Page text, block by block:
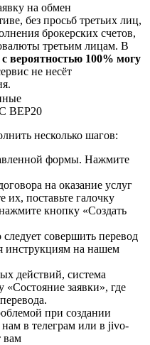
на обмен
без просьб третьих лиц,
брокерских счетов,
третьим лицам. В
с вероятностью 100% могу
не несёт
BEP20
несколько шагов:
формы. Нажмите
на оказание услуг
поставьте галочку
кнопку «Создать
совершить перевод
инструкциям на нашем
действий, система
«Состояние заявки», где
при создании
в телеграм или в jivo-
вам